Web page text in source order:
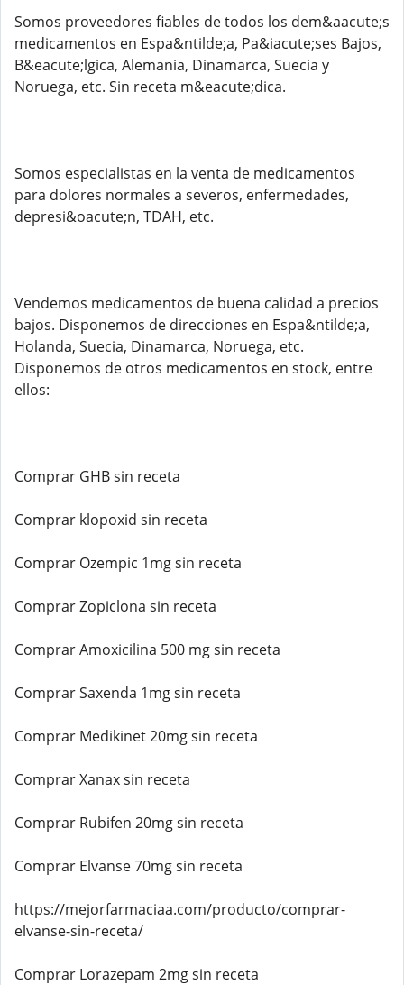
Somos proveedores fiables de todos los dem&aacute;s
medicamentos en Espa&ntilde;a, Pa&iacute;ses Bajos,
B&eacute;lgica, Alemania, Dinamarca, Suecia y
Noruega, etc. Sin receta m&eacute;dica.
Somos especialistas en la venta de medicamentos
para dolores normales a severos, enfermedades,
depresi&oacute;n, TDAH, etc.
Vendemos medicamentos de buena calidad a precios
bajos. Disponemos de direcciones en Espa&ntilde;a,
Holanda, Suecia, Dinamarca, Noruega, etc.
Disponemos de otros medicamentos en stock, entre
ellos:
Comprar GHB sin receta
Comprar klopoxid sin receta
Comprar Ozempic 1mg sin receta
Comprar Zopiclona sin receta
Comprar Amoxicilina 500 mg sin receta
Comprar Saxenda 1mg sin receta
Comprar Medikinet 20mg sin receta
Comprar Xanax sin receta
Comprar Rubifen 20mg sin receta
Comprar Elvanse 70mg sin receta
https://mejorfarmaciaa.com/producto/comprar-
elvanse-sin-receta/
Comprar Lorazepam 2mg sin receta